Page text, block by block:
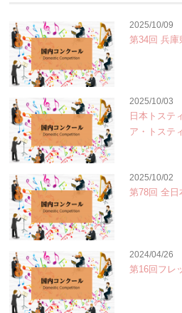
2025/10/09
第34回 兵庫
2025/10/03
日本トステ
ア・トステ
2025/10/02
第78回 全日
2024/04/26
第16回フレ